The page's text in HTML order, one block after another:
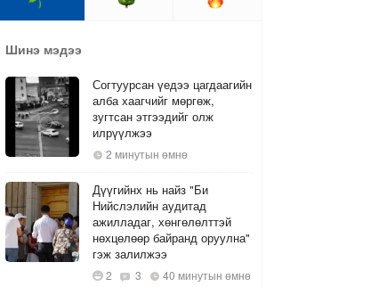
Шинэ мэдээ
Согтуурсан үедээ цагдаагийн
алба хаагчийг мөргөж,
зугтсан этгээдийг олж
илрүүлжээ
2 минутын өмнө
Дүүгийнх нь найз "Би
Нийслэлийн аудитад
ажилладаг, хөнгөлөлттэй
нөхцөлөөр байранд оруулна"
гэж залилжээ
2 3 40 минутын өмнө